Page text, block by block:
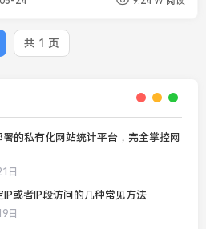
共 1 页
的私有化网站统计平台，完全掌控网
日
或者IP段访问的几种常见方法
日